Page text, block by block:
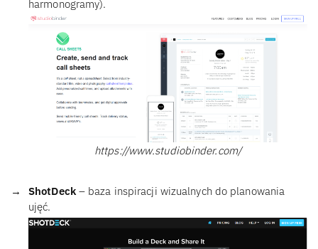
harmonogramy).
https://www.studiobinder.com/
ShotDeck– baza inspiracji wizualnych do planowania
ujęć.